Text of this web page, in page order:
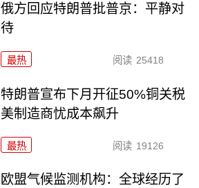
俄方回应特朗普批普京：平静对
待
最热 阅读 25418
特朗普宣布下月开征50%铜关税
美制造商忧成本飙升
最热 阅读 19126
欧盟气候监测机构：全球经历了